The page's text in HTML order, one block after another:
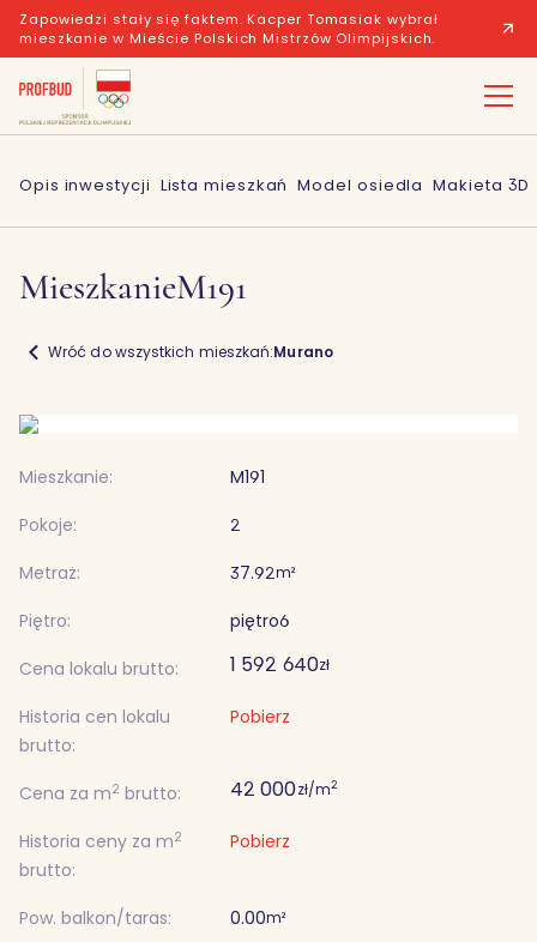
Zapowiedzi stały się faktem. Kacper Tomasiak wybrał
mieszkanie w Mieście Polskich Mistrzów Olimpijskich.
Opis inwestycji Lista mieszkań Model osiedla Makieta 3D
MieszkanieM191
Wróć do wszystkich mieszkań:Murano
Mieszkanie:
M191
Pokoje:
2
Metraż:
37.92m²
Piętro: piętro6
Cena lokalu brutto:
1 592 640zł
Historia cen lokalu
brutto:
Pobierz
Cena za m2 brutto: 42 000zł/m2
Historia ceny za m2
brutto:
Pobierz
Pow. balkon/taras: 0.00m²